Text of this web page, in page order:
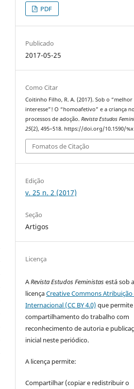
PDF
Publicado
2017-05-25
Como Citar
Coitinho Filho, R. A. (2017). Sob o “melhor
interesse”! O “homoafetivo” e a criança
processos de adoção.Revista Estudos
25(2), 495–518. https://doi.org/10.1590/%x
Fomatos de Citação
Edição
v. 25 n. 2 (2017)
Seção
Artigos
Licença
ARevista Estudos Feministasestá sob a
licençaCreative Commons Atribuição
Internacional (CC BY 4.0) que
compartilhamento do trabalho com
reconhecimento de autoria e
inicial neste periódico.
A licença permite:
Compartilhar (copiar e redistribuir o